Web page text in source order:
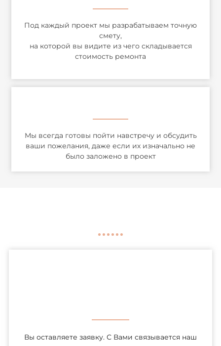
Под каждый проект мы разрабатываем точную
смету,
на которой вы видите из чего складывается
стоимость ремонта
Мы всегда готовы пойти навстречу и обсудить
ваши пожелания, даже если их изначально не
было заложено в проект
Вы оставляете заявку. С Вами связывается наш